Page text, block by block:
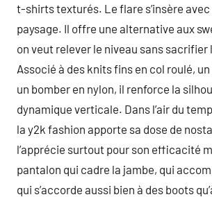
t-shirts texturés. Le flare s’insère avec
paysage. Il offre une alternative aux
on veut relever le niveau sans sacrifier
Associé à des knits fins en col roulé,
un bomber en nylon, il renforce la
dynamique verticale. Dans l’air du
la y2k fashion apporte sa dose de
l’apprécie surtout pour son efficacité
pantalon qui cadre la jambe, qui
qui s’accorde aussi bien à des boots